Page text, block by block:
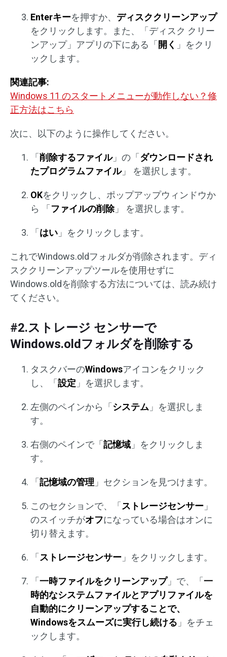
Enterキーを押すか、 ディスククリーンアップ
をクリックします。また、「ディスク クリー
ンアップ」アプリの下にある「開く 」をクリ
ックします。
関連記事:
Windows 11 のスタートメニューが動作しない？修
正方法はこちら
次に、以下のように操作してください。
「削除するファイル」の「ダウンロードされ
たプログラムファイル」 を選択します。
OKをクリックし、ポップアップウィンドウか
ら 「ファイルの削除」 を選択します。
「はい 」をクリックします。
これでWindows.oldフォルダが削除されます。ディ
スククリーンアップツールを使用せずに
Windows.oldを削除する方法については、読み続け
てください。
#2.ストレージ センサーで
Windows.oldフォルダを削除する
タスクバーのWindowsアイコンをクリック
し、「設定 」を選択します。
左側のペインから「システム 」を選択しま
す。
右側のペインで「記憶域 」をクリックしま
す。
「記憶域の管理 」セクションを見つけます。
このセクションで、「ストレージセンサー 」
のスイッチがオフになっている場合はオンに
切り替えます。
「ストレージセンサー 」をクリックします。
「一時ファイルをクリーンアップ」で、「一
時的なシステムファイルとアプリファイルを
自動的にクリーンアップすることで、
Windowsをスムーズに実行し続ける 」をチェ
ックします。